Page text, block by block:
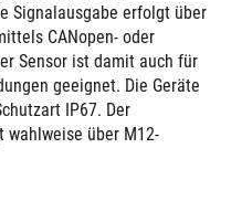
Signalausgabe erfolgt über
CANopen- oder
Sensor ist damit auch für
geeignet. Die Geräte
IP67. Der
über M12-